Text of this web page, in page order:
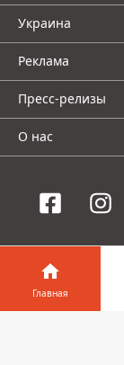
Украина
Реклама
Пресс-релизы
О нас
Информатор
Главная